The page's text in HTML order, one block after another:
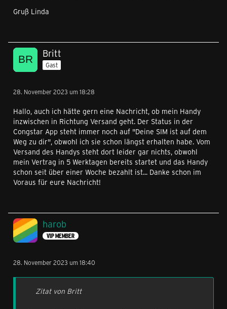
Gruß Linda
Britt
Gast
28. November 2023 um 18:28
Hallo, auch ich hätte gern eine Nachricht, ob mein Handy
inzwischen in Richtung Versand geht. Der Status in der
Congstar App steht immer noch auf "Deine SIM ist auf dem
Weg zu dir", obwohl ich sie schon längst erhalten habe. Vom
Versand des Handys steht dort leider gar nichts, obwohl
mein Vertrag in 5 Werktagen bereits startet und das Handy
schon seit über einer Woche bezahlt ist... Danke schon im
Voraus für eure Nachricht!
harob
VIP MEMBER
28. November 2023 um 18:40
Zitat von Britt